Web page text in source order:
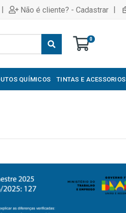
| Não é cliente? - Cadastrar |
0
QUÍMICOS TINTAS E ACESSORIOS